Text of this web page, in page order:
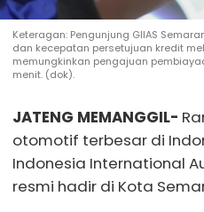
Keteragan: Pengunjung GIIAS
dan kecepatan persetujuan kredit
memungkinkan pengajuan
menit. (dok).
JATENG MEMANGGIL-
otomotif terbesar di
Indonesia International
resmi hadir di Kota